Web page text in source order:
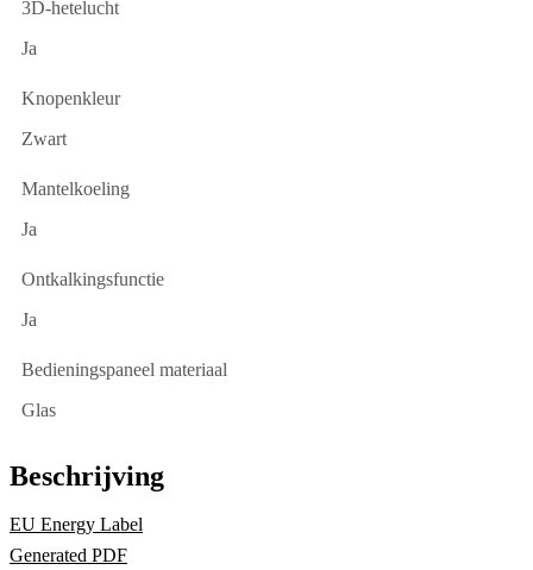
3D-hetelucht
Ja
Knopenkleur
Zwart
Mantelkoeling
Ja
Ontkalkingsfunctie
Ja
Bedieningspaneel materiaal
Glas
Beschrijving
EU Energy Label
Generated PDF